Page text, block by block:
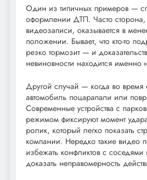
Один из типичных примеров —
оформлении ДТП. Часто
видеозаписи, оказывается в
положении. Бывает, что кто-то
резко тормозит — и
невиновности находится именно
Другой случай — когда во время
автомобиль поцарапали или
Современные устройства с
режимом фиксируют момент
ролик, который легко показать
компании. Нередко такие видео
избежать конфликтов с
доказать неправомерность